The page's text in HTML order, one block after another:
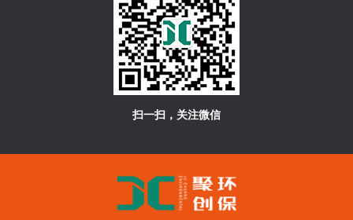
扫一扫，关注微信